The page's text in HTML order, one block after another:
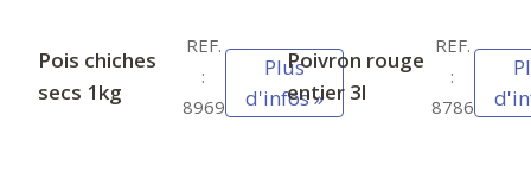
Pois chiches
secs 1kg
REF.
:
8969
Plus
d'infos »
Poivron rouge
entier 3l
REF.
:
8786